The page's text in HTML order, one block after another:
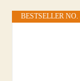
BESTSELLER NO.